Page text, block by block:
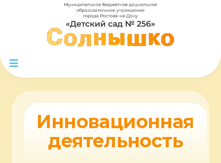
Инновационная
деятельность